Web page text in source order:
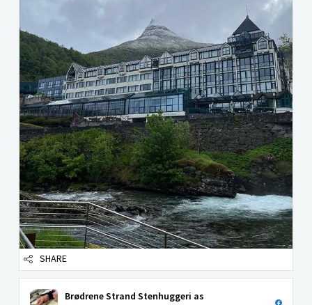
SHARE
Brødrene Strand Stenhuggeri as